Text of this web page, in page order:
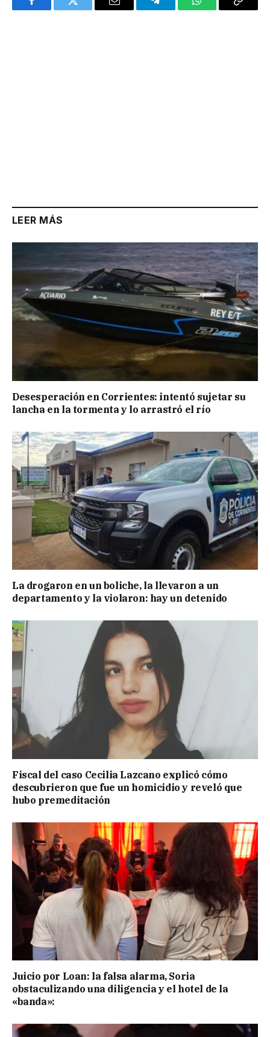
FacebookTwitter Email TelegramWhatsAppCopy
LEER MÁS
Desesperación en Corrientes: intentó sujetar su
lancha en la tormenta y lo arrastró el río
La drogaron en un boliche, la llevaron a un
departamento y la violaron: hay un detenido
Fiscal del caso Cecilia Lazcano explicó cómo
descubrieron que fue un homicidio y reveló que
hubo premeditación
Juicio por Loan: la falsa alarma, Soria
obstaculizando una diligencia y el hotel de la
«banda»: